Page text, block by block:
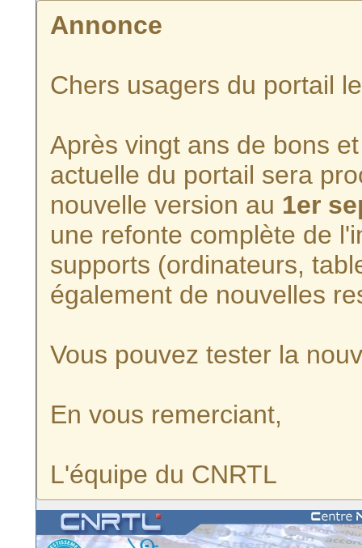
Annonce
Chers usagers du portail
Après vingt ans de bons
actuelle du portail sera
nouvelle version au 1er
une refonte complète de
supports (ordinateurs,
également de nouvelles
Vous pouvez tester la
En vous remerciant,
L'équipe du CNRTL